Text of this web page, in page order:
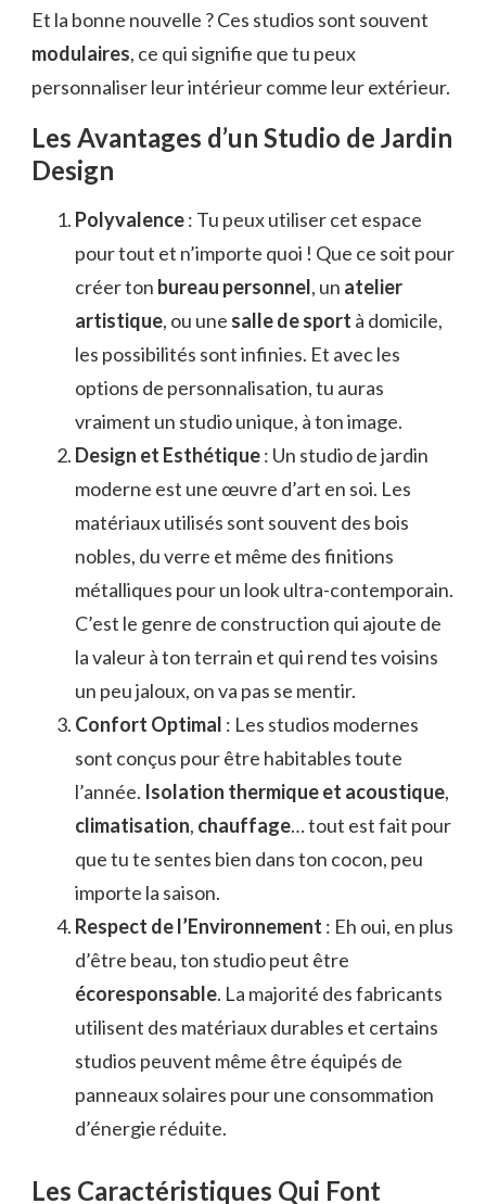
Et la bonne nouvelle ? Ces studios sont souvent
modulaires, ce qui signifie que tu peux
personnaliser leur intérieur comme leur extérieur.
Les Avantages d’un Studio de Jardin
Design
Polyvalence: Tu peux utiliser cet espace
pour tout et n’importe quoi ! Que ce soit pour
créer ton bureau personnel, un atelier
artistique, ou une salle de sport à domicile,
les possibilités sont infinies. Et avec les
options de personnalisation, tu auras
vraiment un studio unique, à ton image.
Design et Esthétique: Un studio de jardin
moderne est une œuvre d’art en soi. Les
matériaux utilisés sont souvent des bois
nobles, du verre et même des finitions
métalliques pour un look ultra-contemporain.
C’est le genre de construction qui ajoute de
la valeur à ton terrain et qui rend tes voisins
un peu jaloux, on va pas se mentir.
Confort Optimal : Les studios modernes
sont conçus pour être habitables toute
l’année. Isolation thermique et acoustique,
climatisation, chauffage… tout est fait pour
que tu te sentes bien dans ton cocon, peu
importe la saison.
Respect de l’Environnement : Eh oui, en plus
d’être beau, ton studio peut être
écoresponsable. La majorité des fabricants
utilisent des matériaux durables et certains
studios peuvent même être équipés de
panneaux solaires pour une consommation
d’énergie réduite.
Les Caractéristiques Qui Font